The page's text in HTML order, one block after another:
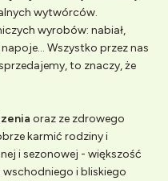
wytwórców.
wyrobów: nabiał,
Wszystko przez nas
to znaczy, że
oraz ze zdrowego
karmić rodziny i
i sezonowej - większość
i bliskiego